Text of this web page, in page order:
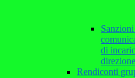
di
Rendiconti